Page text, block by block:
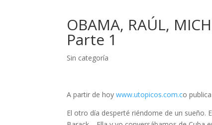
OBAMA, RAÚL,
Parte 1
Sin categoría
A partir de hoywww.utopicos.com.co
El otro día desperté riéndome de un sueño.